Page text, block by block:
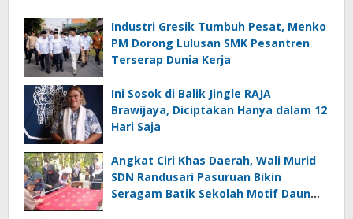
Industri Gresik Tumbuh Pesat, Menko
PM Dorong Lulusan SMK Pesantren
Terserap Dunia Kerja
Ini Sosok di Balik Jingle RAJA
Brawijaya, Diciptakan Hanya dalam 12
Hari Saja
Angkat Ciri Khas Daerah, Wali Murid
SDN Randusari Pasuruan Bikin
Seragam Batik Sekolah Motif Daun